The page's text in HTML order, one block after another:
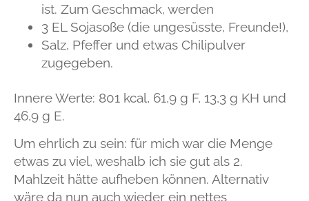
ist. Zum Geschmack, werden
3 EL Sojasoße (die ungesüsste, Freunde!),
Salz, Pfeffer und etwas Chilipulver
zugegeben.
Innere Werte: 801 kcal, 61,9 g F, 13,3 g KH und
46,9 g E.
Um ehrlich zu sein: für mich war die Menge
etwas zu viel, weshalb ich sie gut als 2.
Mahlzeit hätte aufheben können. Alternativ
wäre da nun auch wieder ein nettes